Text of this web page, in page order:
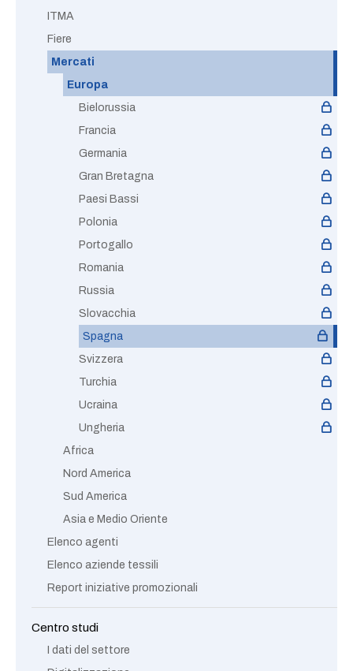
ITMA
Fiere
Mercati
Europa
Bielorussia
Francia
Germania
Gran Bretagna
Paesi Bassi
Polonia
Portogallo
Romania
Russia
Slovacchia
Spagna
Svizzera
Turchia
Ucraina
Ungheria
Africa
Nord America
Sud America
Asia e Medio Oriente
Elenco agenti
Elenco aziende tessili
Report iniziative promozionali
Centro studi
I dati del settore